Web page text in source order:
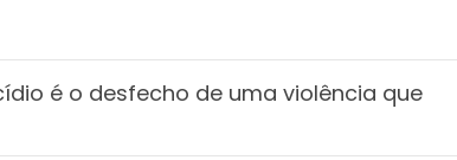
é o desfecho de uma violência que